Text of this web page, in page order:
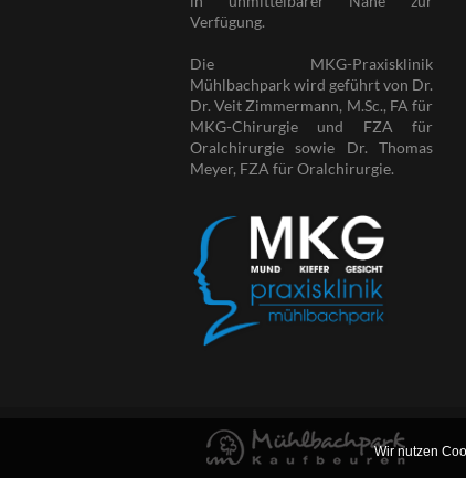
Verfügung.
Die MKG-Praxisklinik
Mühlbachpark wird geführt von Dr.
Dr. Veit Zimmermann, M.Sc., FA für
MKG-Chirurgie und FZA für
Oralchirurgie sowie Dr. Thomas
Meyer, FZA für Oralchirurgie.
Wir nutzen